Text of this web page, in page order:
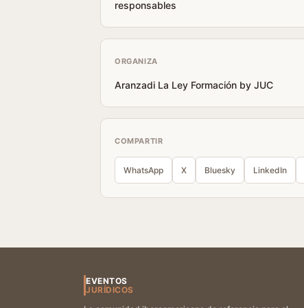
responsables
ORGANIZA
Aranzadi La Ley Formación by JUC
COMPARTIR
WhatsApp X Bluesky LinkedIn
EVENTOS
JURÍDICOS